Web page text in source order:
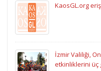
KaosGL.org
İzmir Valiliği,
etkinliklerini üç